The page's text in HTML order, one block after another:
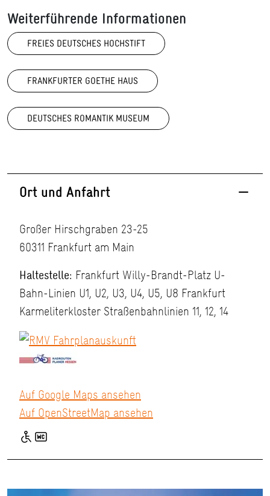
Weiterführende Informationen
FREIES DEUTSCHES HOCHSTIFT
FRANKFURTER GOETHE HAUS
DEUTSCHES ROMANTIK MUSEUM
Ort und Anfahrt
Großer Hirschgraben 23-25
60311 Frankfurt am Main
Haltestelle: Frankfurt Willy-Brandt-Platz U-
Bahn-Linien U1, U2, U3, U4, U5, U8 Frankfurt
Karmeliterkloster Straßenbahnlinien 11, 12, 14
Auf Google Maps ansehen
Auf OpenStreetMap ansehen